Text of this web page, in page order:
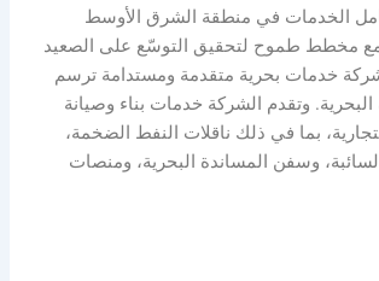
الخدمات في منطقة الشرق الأوسط
مع مخطط طموح لتحقيق التوسّع على الصعيد
خدمات بحرية متقدمة ومستدامة ترسم
وتقدم الشركة خدمات بناء وصيانة
بما في ذلك ناقلات النفط الضخمة،
وسفن المساندة البحرية، ومنصات